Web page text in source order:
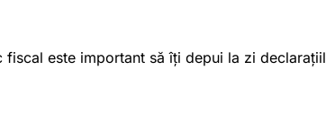
este important să îți depui la zi